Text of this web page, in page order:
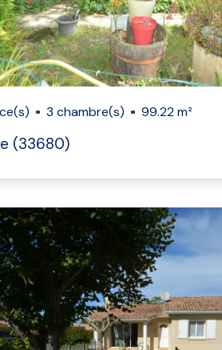
3 chambre(s) 99.22 m²
(33680)